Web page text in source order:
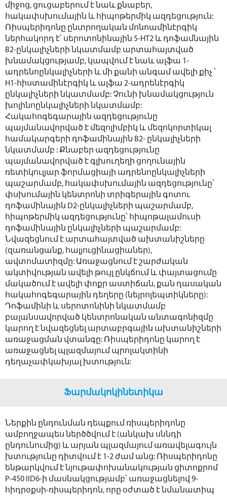
միջոց, ցուցաբերում է նաև քնաբեր,
հակափսխումային և հիպոթերմիկ ազդեցություն:
Ռիսպերիդոնը ընտրողական մոնոամինէրգիկ
ներհակորդ է՝ սերոտոնինային 5-НТ2 և դոֆամնային
В2-ընկալիչների նկատմամբ արտահայտված
խնամակցությամբ, կապվում է նաև ալֆա 1-
ադրենոընկալիչների և մի քանի անգամ ավելի քիչ ՝
Н1-հիստամինէրգիկ և ալֆա 2-ադրենէրգիկ
ընկալիչների նկատմամբ: Չունի խնամակցություն
խոլինոընկալիչների նկատմամբ:
Հակահոգեգարային ազդեցությունը
պայմանավորված է մեզոլիմբիկ և մեզոկորտիկալ
համակարգերի դոֆամինային В2- ընկալիչների
նկատմամբ : Քնաբեր ազդեցությունը
պայմանավորված է գլխուղեղի ցողունային
ռետիկուլյար ֆորմացիայի ադրենոընկալիչների
պաշարմամբ, հակափսխումային ազդեցությունը՝
փսխումային կենտրոնի տրիգերային գոտու
դոֆամինային D2-ընկալիչների պաշարմամբ,
հիպոթերմիկ ազդեցությունը՝ հիպոթալամուսի
դոֆամինային ընկալիչների պաշարմամբ:
Նվազեցնում է արտահայտված ախտանիշները
(զառանցանք, հալյուցինացիաներ),
ավտոմատիզմը: Առաջացնում է շարժական
ակտիվության ավելի թույլ ընկճում և փայտացումը
մակածում է ավելի փոքր աստիճան, քան դասական
հակահոգեգարային դեղերը (նեյրոլեպտիկները):
Դոֆամինի և սերոտոնինի նկատմամբ
բալանսավորված կենտրոնական անտագոնիզմը
կարող է նվազեցնել արտաբրգային ախտանիշների
առաջացման վտանգը: Ռիսպերիդոնը կարող է
առաջացնել պլազմայում պրոլակտինի
դեղաչափկախյալ խտություն:
Ֆարմակոկինետիկա
Ներքին ընդունման դեպքում ռիսպերիդոնը
ամբողջապես ներծծվում է (անկախ սննդի
ընդունումից) և արյան պլազմայում առավելագույն
խտությունը դիտվում է 1-2 ժամ անց: Ռիսպերիդոնը
ենթարկվում է նյութափոխանակության ցիտոքրոմ
Р-450 IID6-ի մասնակցությամբ՝ առաջացնելով 9-
հիդրօքսի-ռիսպերիդոն, որը օժտած է նմանատիպ